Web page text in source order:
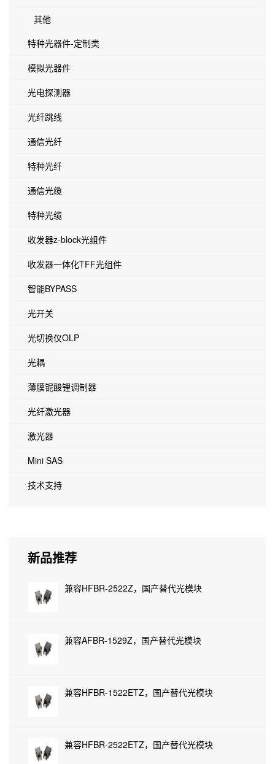
其他
特种光器件-定制类
模拟光器件
光电探测器
光纤跳线
通信光纤
特种光纤
通信光缆
特种光缆
收发器z-block光组件
收发器一体化TFF光组件
智能BYPASS
光开关
光切换仪OLP
光耦
薄膜铌酸锂调制器
光纤激光器
激光器
Mini SAS
技术支持
新品推荐
兼容HFBR-2522Z，国产替代光模块
兼容AFBR-1529Z，国产替代光模块
兼容HFBR-1522ETZ，国产替代光模块
兼容HFBR-2522ETZ，国产替代光模块